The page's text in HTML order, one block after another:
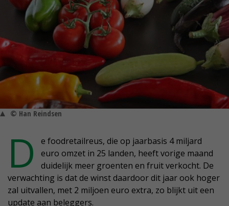
© Han Reindsen
D
e foodretailreus, die op jaarbasis 4 miljard
euro omzet in 25 landen, heeft vorige maand
duidelijk meer groenten en fruit verkocht. De
verwachting is dat de winst daardoor dit jaar ook hoger
zal uitvallen, met 2 miljoen euro extra, zo blijkt uit een
update aan beleggers.